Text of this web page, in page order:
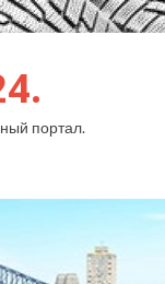
портал.